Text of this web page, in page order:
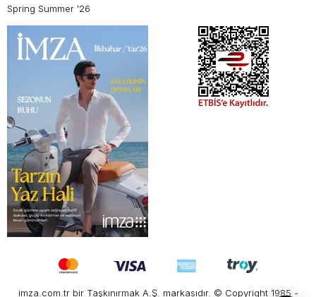
Spring Summer '26
imza.com.tr bir Taşkınırmak A.Ş. markasıdır. © Copyright 1985 -